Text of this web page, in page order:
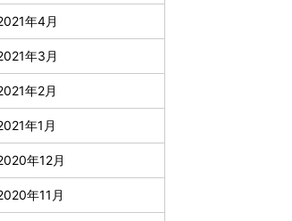
年4月
年3月
年2月
年1月
年12月
年11月